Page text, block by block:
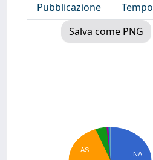
Pubblicazione
Tempo
Salva come PNG
NA
AS